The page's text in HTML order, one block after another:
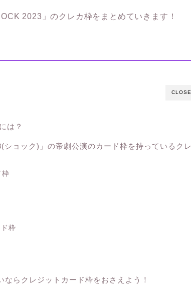
2023」のクレカ枠をまとめていきます！
CLOSE
は？
ショック)」の帝劇公演のカード枠を持っているクレ
枠
枠
らクレジットカード枠をおさえよう！